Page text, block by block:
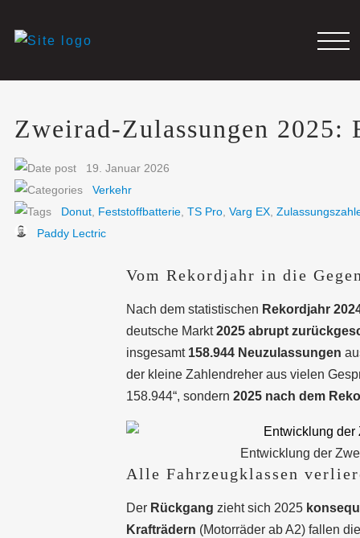
Zweirad-Zulassungen
19. Januar 2026
Verkehr
Donut Feststoffbatterie TS Pro Varg EX
Paddy Lectric
Vom Rekordjahr in die
Nach dem statistischen Rekordjahr
deutsche Markt2025 abrupt
insgesamt 158.944 Neuzulassungen
der kleine Zahlendreher aus vielen
158.944“, sondern 2025 nach dem
Entwicklung der
Alle Fahrzeugklassen
Der Rückgang zieht sich 2025
Krafträdern (Motorräder ab A2) fallen